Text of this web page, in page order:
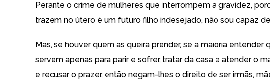
Perante o crime de mulheres que interrompem a gravidez,
trazem no útero é um futuro filho indesejado, não sou capaz
Mas, se houver quem as queira prender, se a maioria entender
servem apenas para parir e sofrer, tratar da casa e atender o
e recusar o prazer, então negam-lhes o direito de ser irmãs,